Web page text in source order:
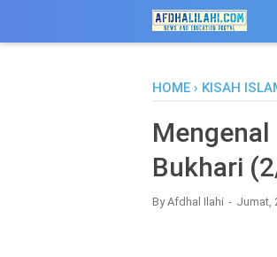
HOME › KISAH
Bukhari
ByAfdhal Ilahi Jumat,